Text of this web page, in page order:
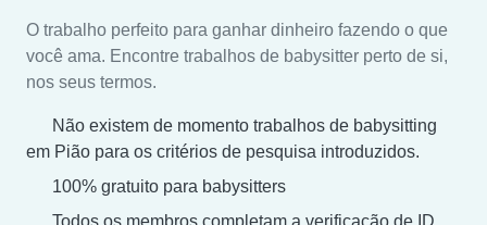
O trabalho perfeito para ganhar dinheiro fazendo o que
você ama. Encontre trabalhos de babysitter perto de si,
nos seus termos.
Não existem de momento trabalhos de babysitting
em Pião para os critérios de pesquisa introduzidos.
100% gratuito para babysitters
Todos os membros completam a verificação de ID